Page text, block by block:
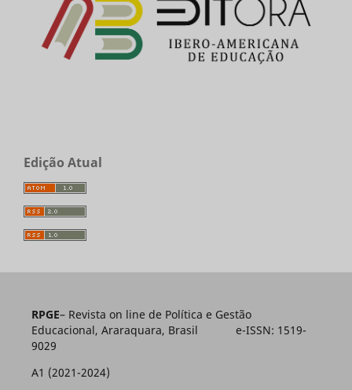
Edição Atual
RPGE– Revista on line de Política e Gestão
Educacional, Araraquara, Brasil e-ISSN: 1519-
9029
A1 (2021-2024)